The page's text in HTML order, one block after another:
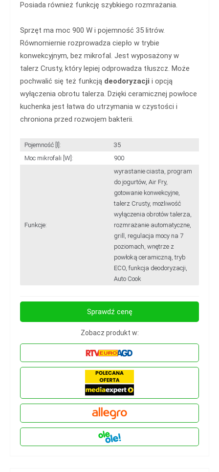
Posiada również funkcję szybkiego rozmrażania.
Sprzęt ma moc 900 W i pojemność 35 litrów.
Równomiernie rozprowadza ciepło w trybie
konwekcyjnym, bez mikrofal. Jest wyposażony w
talerz Crusty, który lepiej odprowadza tłuszcz. Może
pochwalić się też funkcją deodoryzacji i opcją
wyłączenia obrotu talerza. Dzięki ceramicznej powłoce
kuchenka jest łatwa do utrzymania w czystości i
chroniona przed rozwojem bakterii.
Pojemność [l]:
35
Moc mikrofali [W]:
900
Funkcje:
wyrastanie ciasta, program
do jogurtów, Air Fry,
gotowanie konwekcyjne,
talerz Crusty, możliwość
wyłączenia obrotów talerza,
rozmrażanie automatyczne,
grill, regulacja mocy na 7
poziomach, wnętrze z
powłoką ceramiczną, tryb
ECO, funkcja deodoryzacji,
Auto Cook
Sprawdź cenę
Zobacz produkt w: